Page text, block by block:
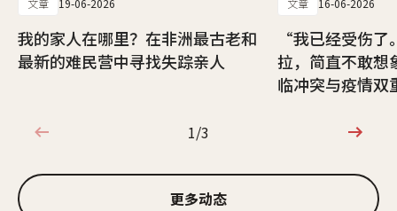
文章 19-06-2026
我的家人在哪里？在非洲最古老和
最新的难民营中寻找失踪亲人
文章 16-06-2026
“我已经受伤了
拉，简直不敢
临冲突与疫情双
1/3
1/3
更多动态